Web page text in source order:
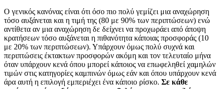
Ο γενικός κανόνας είναι ότι όσο πιο πολύ γεμίζει μια αναχώρηση
τόσο αυξάνεται και η τιμή της (80 με 90% των περιπτώσεων) ενώ
αντίθετα αν μια αναχώρηση δε δείχνει να προχωράει από άποψη
κρατήσεων τόσο αυξάνεται η πιθανότητα κάποιας προσφοράς (10
με 20% των περιπτώσεων). Υπάρχουν όμως πολύ συχνά και
περιπτώσεις έκτακτων προσφορών ακόμη και τον τελευταίο μήνα
όταν υπάρχουν κενά όπου μπορεί κάποιος να επωφεληθεί χαμηλών
τιμών στις κατηγορίες καμπινών όμως εάν και όπου υπάρχουν κενά
άρα αυτή η επιλογή εμπεριέχει ένα κάποιο ρίσκο. Σε κάθε